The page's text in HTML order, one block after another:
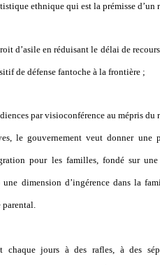
ethnique qui est la prémisse d’un
d’asile en réduisant le délai de
de défense fantoche à la frontière ;
par visioconférence au mépris du
le gouvernement veut donner une
pour les familles, fondé sur
dimension d’ingérence dans la
parental.
chaque jours à des rafles, à des